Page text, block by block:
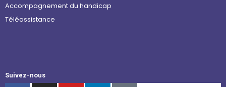
Accompagnement du handicap
Téléassistance
Suivez-nous